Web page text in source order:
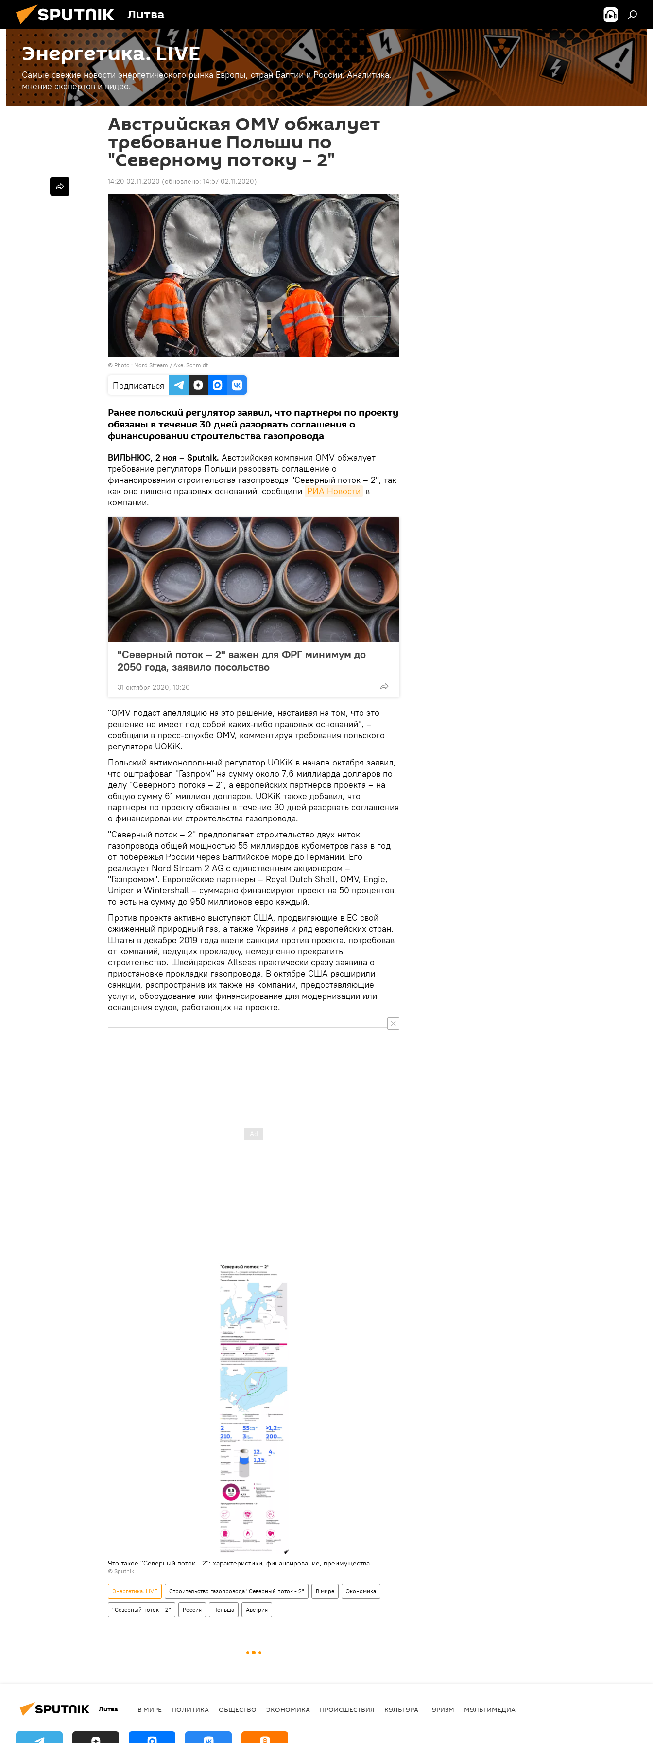
Литва
Энергетика. LIVE
Самые свежие новости энергетического рынка Европы, стран Балтии и России. Аналитика,
мнение экспертов и видео.
Австрийская OMV обжалует
требование Польши по
"Северному потоку – 2"
14:20 02.11.2020 (обновлено: 14:57 02.11.2020)
© Photo : Nord Stream / Axel Schmidt
Подписаться
Ранее польский регулятор заявил, что партнеры по проекту
обязаны в течение 30 дней разорвать соглашения о
финансировании строительства газопровода
ВИЛЬНЮС, 2 ноя – Sputnik. Австрийская компания OMV обжалует
требование регулятора Польши разорвать соглашение о
финансировании строительства газопровода "Северный поток – 2", так
как оно лишено правовых оснований, сообщили РИА Новости в
компании.
"Северный поток – 2" важен для ФРГ минимум до
2050 года, заявило посольство
31 октября 2020, 10:20
"OMV подаст апелляцию на это решение, настаивая на том, что это
решение не имеет под собой каких-либо правовых оснований", –
сообщили в пресс-службе OMV, комментируя требования польского
регулятора UOKiK.
Польский антимонопольный регулятор UOKiK в начале октября заявил,
что оштрафовал "Газпром" на сумму около 7,6 миллиарда долларов по
делу "Северного потока – 2", а европейских партнеров проекта – на
общую сумму 61 миллион долларов. UOKiK также добавил, что
партнеры по проекту обязаны в течение 30 дней разорвать соглашения
о финансировании строительства газопровода.
"Северный поток – 2" предполагает строительство двух ниток
газопровода общей мощностью 55 миллиардов кубометров газа в год
от побережья России через Балтийское море до Германии. Его
реализует Nord Stream 2 AG с единственным акционером –
"Газпромом". Европейские партнеры – Royal Dutch Shell, OMV, Engie,
Uniper и Wintershall – суммарно финансируют проект на 50 процентов,
то есть на сумму до 950 миллионов евро каждый.
Против проекта активно выступают США, продвигающие в ЕС свой
сжиженный природный газ, а также Украина и ряд европейских стран.
Штаты в декабре 2019 года ввели санкции против проекта, потребовав
от компаний, ведущих прокладку, немедленно прекратить
строительство. Швейцарская Allseas практически сразу заявила о
приостановке прокладки газопровода. В октябре США расширили
санкции, распространив их также на компании, предоставляющие
услуги, оборудование или финансирование для модернизации или
оснащения судов, работающих на проекте.
Что такое "Северный поток - 2": характеристики, финансирование, преимущества
© Sputnik
Энергетика. LIVE Строительство газопровода "Северный поток - 2" В мире Экономика
"Северный поток – 2" Россия Польша Австрия
Литва В МИРЕ ПОЛИТИКА ОБЩЕСТВО ЭКОНОМИКА ПРОИСШЕСТВИЯ КУЛЬТУРА ТУРИЗМ МУЛЬТИМЕДИА